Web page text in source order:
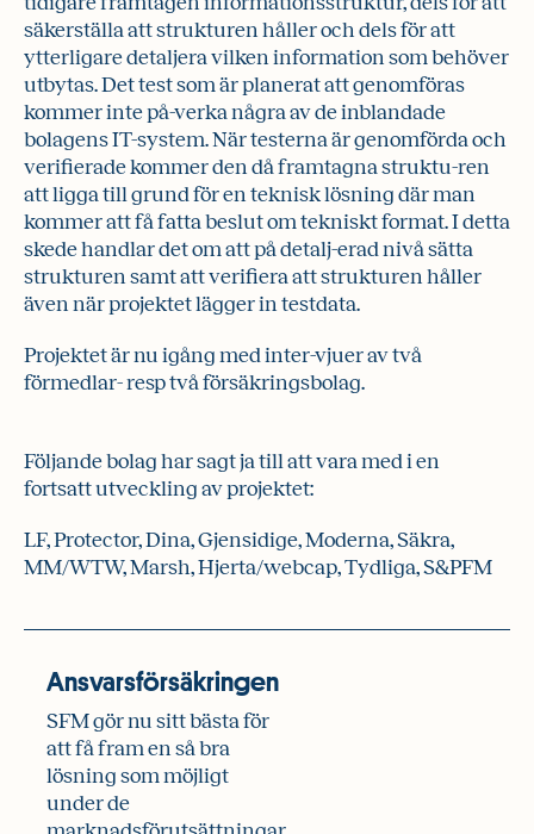
säkerställa att strukturen håller och dels för att
ytterligare detaljera vilken information som behöver
utbytas. Det test som är planerat att genomföras
kommer inte på-verka några av de inblandade
bolagens IT-system. När testerna är genomförda och
verifierade kommer den då framtagna struktu-ren
att ligga till grund för en teknisk lösning där man
kommer att få fatta beslut om tekniskt format. I detta
skede handlar det om att på detalj-erad nivå sätta
strukturen samt att verifiera att strukturen håller
även när projektet lägger in testdata.
Projektet är nu igång med inter-vjuer av två
förmedlar- resp två försäkrings­bolag.
Följande bolag har sagt ja till att vara med i en
fortsatt utveckling av projektet:
LF, Protector, Dina, Gjensidige, Moderna, Säkra,
MM/WTW, Marsh, Hjerta/webcap, Tydliga, S&PFM
Ansvarsförsäkringen
SFM gör nu sitt bästa för
att få fram en så bra
lösning som möjligt
under de